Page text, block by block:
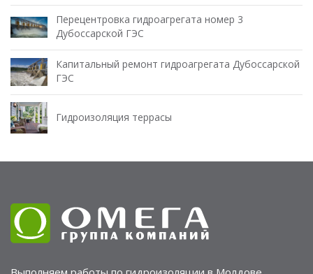
Перецентровка гидроагрегата номер 3
Дубоссарской ГЭС
Капитальный ремонт гидроагрегата Дубоссарской
ГЭС
Гидроизоляция террасы